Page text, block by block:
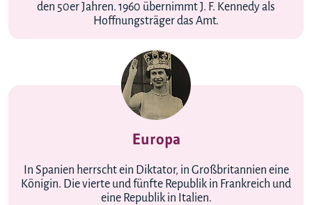
den 50er Jahren. 1960 übernimmt J. F. Kennedy als
Hoffnungsträger das Amt.
Europa
In Spanien herrscht ein Diktator, in Großbritannien eine
Königin. Die vierte und fünfte Republik in Frankreich und
eine Republik in Italien.